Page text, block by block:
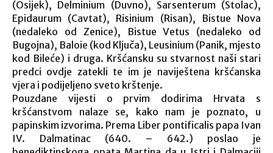
(Osijek), Delminium (Duvno), Sarsenterum (Stolac),
Epidaurum (Cavtat), Risinium (Risan), Bistue Nova
(nedaleko od Zenice), Bistue Vetus (nedaleko od
Bugojna), Baloie (kod Ključa), Leusinium (Panik, mjesto
kod Bileće) i druga. Kršćansku su stvarnost naši stari
predci ovdje zatekli te im je naviještena kršćanska
vjera i podijeljeno sveto krštenje.
Pouzdane vijesti o prvim dodirima Hrvata s
kršćanstvom nalaze se, kako nam je poznato, u
papinskim izvorima. Prema Liber pontificalis papa Ivan
IV. Dalmatinac (640. – 642.) poslao je